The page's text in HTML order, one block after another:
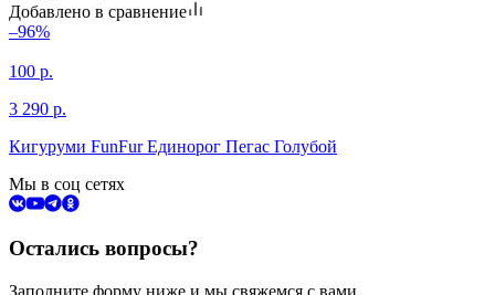
Добавлено в сравнение
–96%
100 р.
3 290 р.
Кигуруми FunFur Единорог Пегас Голубой
Мы в соц сетях
Остались вопросы?